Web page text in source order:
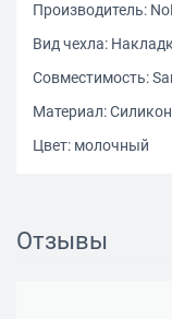
Производитель:
Вид чехла:
Совместимость:
Материал: Силикон
Цвет: молочный
Отзывы